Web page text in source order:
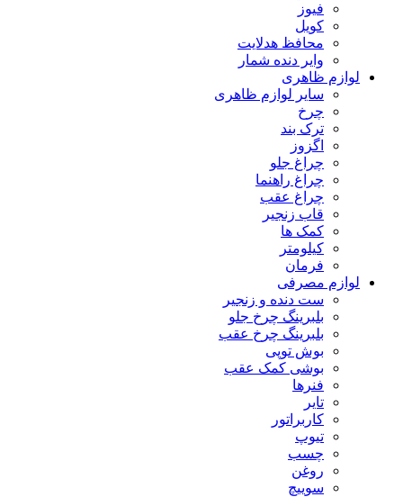
فیوز
کویل
محافظ هدلایت
وایر دنده شمار
لوازم ظاهری
سایر لوازم ظاهری
چرخ
ترک بند
اگزوز
چراغ جلو
چراغ راهنما
چراغ عقب
قاب زنجیر
کمک ها
کیلومتر
فرمان
لوازم مصرفی
ست دنده و زنجیر
بلبرینگ چرخ جلو
بلبرینگ چرخ عقب
بوش توپی
بوشی کمک عقب
فنرها
تایر
کاربراتور
تیوپ
چسب
روغن
سوییچ